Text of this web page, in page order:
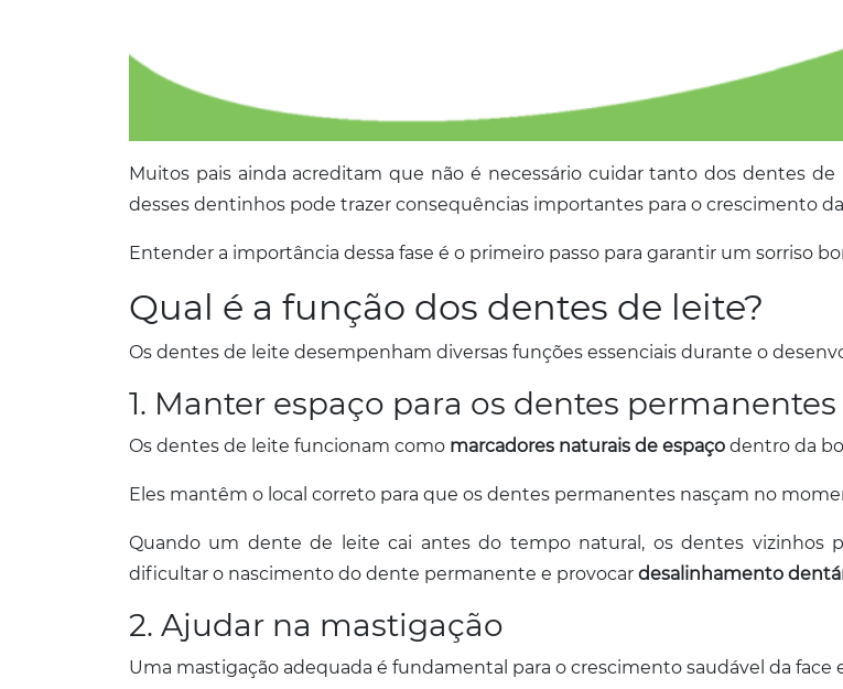
Muitos pais ainda acreditam que não é necessário cuidar tanto dos dentes
desses dentinhos pode trazer consequências importantes para o crescimento
Entender a importância dessa fase é o primeiro passo para garantir um sorriso
Qual é a função dos dentes de leite?
Os dentes de leite desempenham diversas funções essenciais durante o
1. Manter espaço para os dentes permanentes
Os dentes de leite funcionam como marcadores naturais de espaço dentro da
Eles mantêm o local correto para que os dentes permanentes nasçam no
Quando um dente de leite cai antes do tempo natural, os dentes vizinhos
dificultar o nascimento do dente permanente e provocar desalinhamento
2. Ajudar na mastigação
Uma mastigação adequada é fundamental para o crescimento saudável da face